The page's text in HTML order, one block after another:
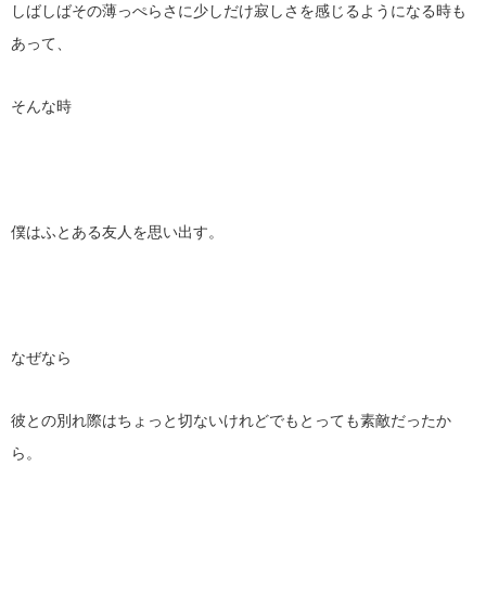
しばしばその薄っぺらさに少しだけ寂しさを感じるようになる時も
あって、
そんな時
僕はふとある友人を思い出す。
なぜなら
彼との別れ際はちょっと切ないけれどでもとっても素敵だったか
ら。